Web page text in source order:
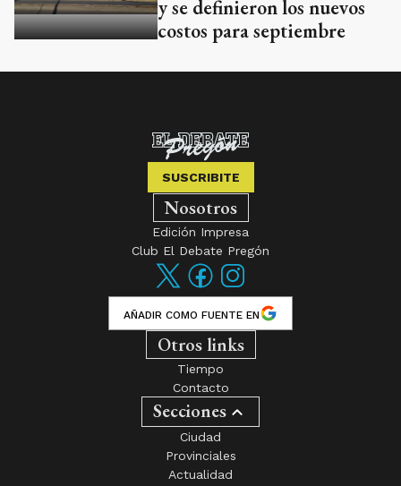
y se definieron los nuevos
costos para septiembre
SUSCRIBITE
Nosotros
Edición Impresa
Club El Debate Pregón
AÑADIR COMO FUENTE EN
Otros links
Tiempo
Contacto
Secciones
Ciudad
Provinciales
Actualidad